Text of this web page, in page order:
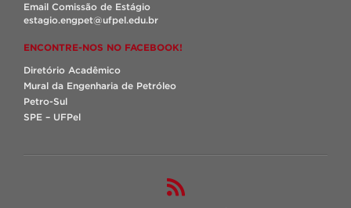
Email Comissão de Estágio
estagio.engpet@ufpel.edu.br
ENCONTRE-NOS NO FACEBOOK!
Diretório Acadêmico
Mural da Engenharia de Petróleo
Petro-Sul
SPE – UFPel